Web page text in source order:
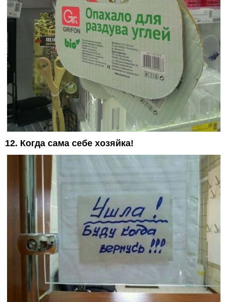
12. Когда сама себе хозяйка!